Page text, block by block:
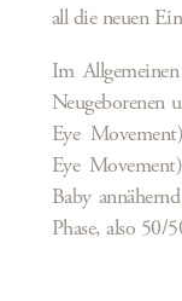
all die neuen
Im
Neugeborenen
Eye
Eye
Baby
Phase, also 50/